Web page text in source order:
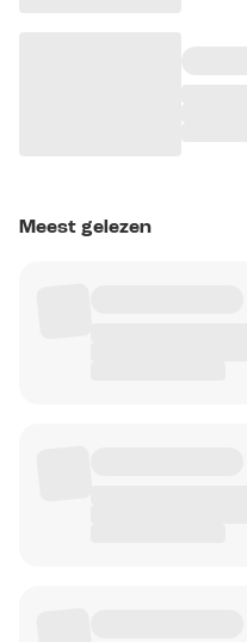
Meest gelezen